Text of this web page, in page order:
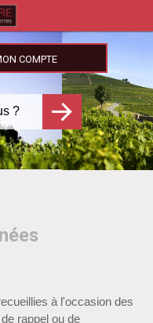
COMPTE
à l'occasion des
rappel ou de